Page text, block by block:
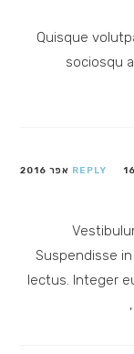
Quisque
sociosqu
REPLY 16 אפר 2016
Suspendisse
lectus. Integer